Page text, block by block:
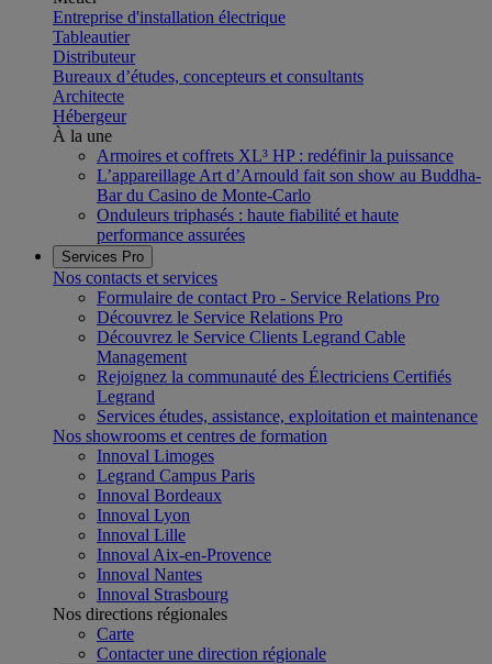
Entreprise d'installation électrique
Tableautier
Distributeur
Bureaux d’études, concepteurs et consultants
Architecte
Hébergeur
À la une
Armoires et coffrets XL³ HP : redéfinir la puissance
L’appareillage Art d’Arnould fait son show au Buddha-
Bar du Casino de Monte-Carlo
Onduleurs triphasés : haute fiabilité et haute
performance assurées
Services Pro
Nos contacts et services
Formulaire de contact Pro - Service Relations Pro
Découvrez le Service Relations Pro
Découvrez le Service Clients Legrand Cable
Management
Rejoignez la communauté des Électriciens Certifiés
Legrand
Services études, assistance, exploitation et maintenance
Nos showrooms et centres de formation
Innoval Limoges
Legrand Campus Paris
Innoval Bordeaux
Innoval Lyon
Innoval Lille
Innoval Aix-en-Provence
Innoval Nantes
Innoval Strasbourg
Nos directions régionales
Carte
Contacter une direction régionale